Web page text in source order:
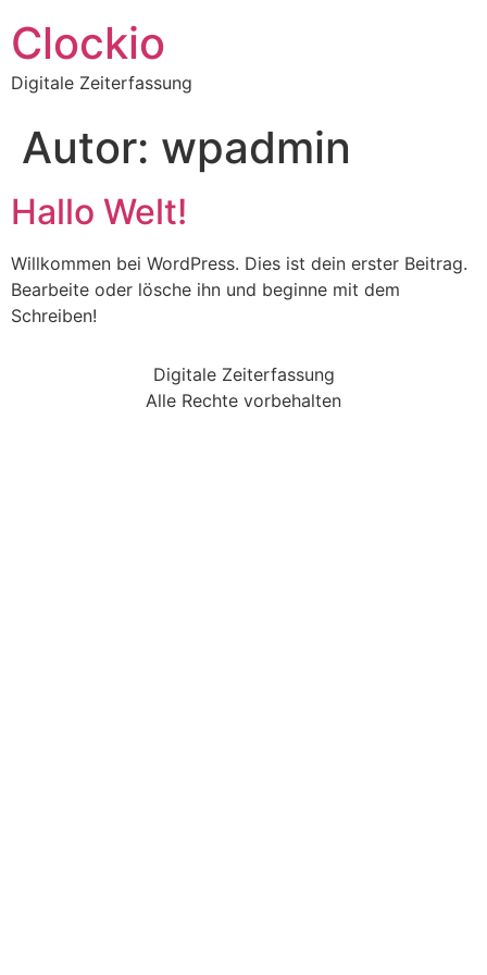
Clockio
Digitale Zeiterfassung
Autor: wpadmin
Hallo Welt!
Willkommen bei WordPress. Dies ist dein erster Beitrag.
Bearbeite oder lösche ihn und beginne mit dem
Schreiben!
Digitale Zeiterfassung
Alle Rechte vorbehalten